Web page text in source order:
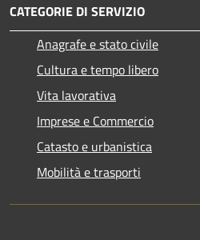
CATEGORIE DI SERVIZIO
Anagrafe e stato civile
Cultura e tempo libero
Vita lavorativa
Imprese e Commercio
Catasto e urbanistica
Mobilità e trasporti